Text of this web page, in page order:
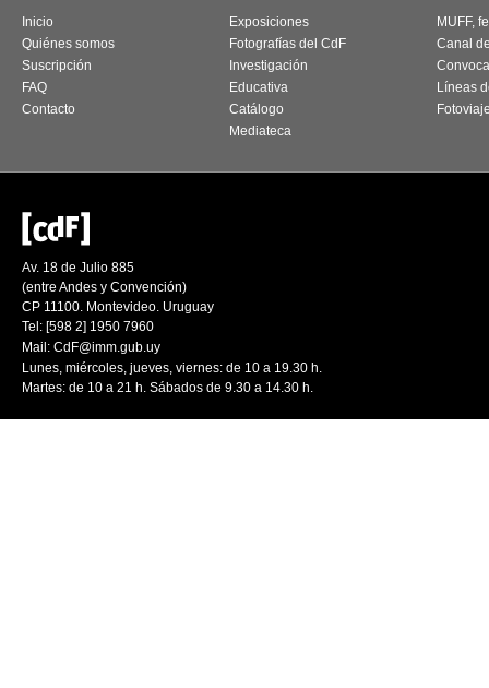
Inicio
Quiénes somos
Suscripción
FAQ
Contacto
Exposiciones
Fotografías del CdF
Investigación
Educativa
Catálogo
Mediateca
MUFF,
Canal
Líneas
Av. 18 de Julio 885
(entre Andes y Convención)
CP 11100. Montevideo. Uruguay
Tel: [598 2] 1950 7960
Mail: CdF@imm.gub.uy
Lunes, miércoles, jueves, viernes: de 10 a 19.30 h.
Martes: de 10 a 21 h. Sábados de 9.30 a 14.30 h.